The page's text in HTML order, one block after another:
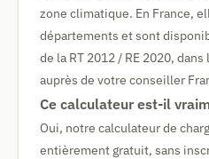
zone climatique. En France,
départements et sont
de la RT 2012 / RE 2020,
auprès de votre conseiller
Ce calculateur est-il
Oui, notre calculateur de
entièrement gratuit, sans